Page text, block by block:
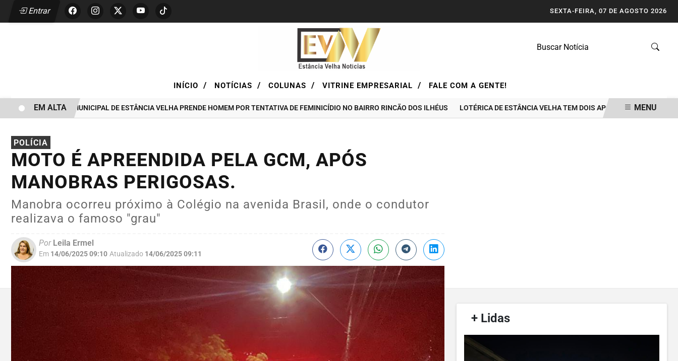
Entrar SEXTA-FEIRA, 07 DE AGOSTO 2026
INÍCIO / NOTÍCIAS / COLUNAS / VITRINE EMPRESARIAL / FALE COM A GENTE!
GUARDA CIVIL MUNICIPAL DE ESTÂNCIA VELHA PRENDE HOMEM POR TENTATIVA DE FEMINICÍDIO NO BAIRRO RINCÃO DOS ILHÉUS LOTÉRICA DE ESTÂNCIA VELHA TEM DOIS APOSTADORES GANHADORES
EM ALTA MENU
POLÍCIA
MOTO É APREENDIDA PELA GCM, APÓS
MANOBRAS PERIGOSAS.
Manobra ocorreu próximo à Colégio na avenida Brasil, onde o condutor
realizava o famoso "grau"
PorLeila Ermel
Em 14/06/2025 09:10 Atualizado 14/06/2025 09:11
+ Lidas